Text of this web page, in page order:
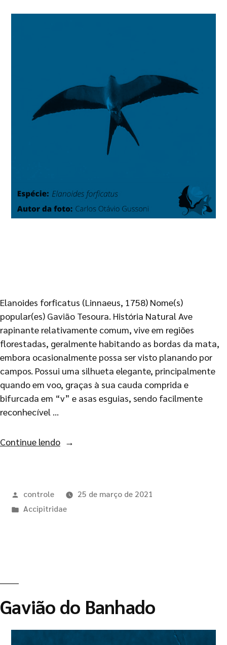
Elanoides forficatus (Linnaeus, 1758) Nome(s)
popular(es) Gavião Tesoura. História Natural Ave
rapinante relativamente comum, vive em regiões
florestadas, geralmente habitando as bordas da mata,
embora ocasionalmente possa ser visto planando por
campos. Possui uma silhueta elegante, principalmente
quando em voo, graças à sua cauda comprida e
bifurcada em “v” e asas esguias, sendo facilmente
reconhecível …
Continue lendo
controle
25 de março de 2021
Accipitridae
Gavião do Banhado